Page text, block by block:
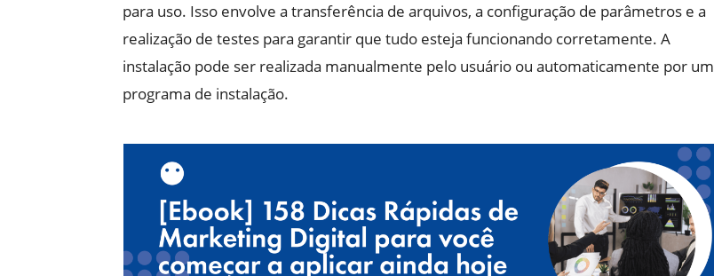
para uso. Isso envolve a transferência de arquivos, a configuração de parâmetros e a
realização de testes para garantir que tudo esteja funcionando corretamente. A
instalação pode ser realizada manualmente pelo usuário ou automaticamente por um
programa de instalação.